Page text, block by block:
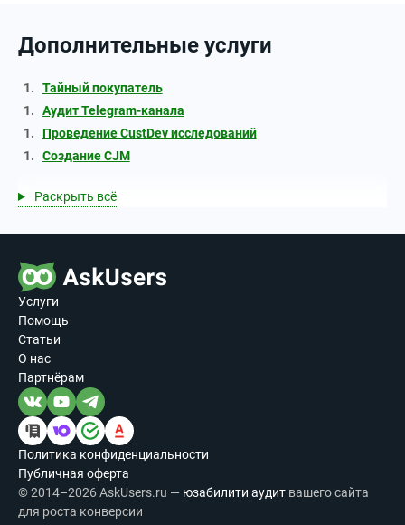
Дополнительные услуги
Тайный покупатель
Аудит Telegram-канала
Проведение CustDev исследований
Создание CJM
Раскрыть всё
Услуги
Помощь
Статьи
О нас
Партнёрам
Политика конфиденциальности
Публичная оферта
© 2014–2026 AskUsers.ru — юзабилити аудит вашего сайта
для роста конверсии